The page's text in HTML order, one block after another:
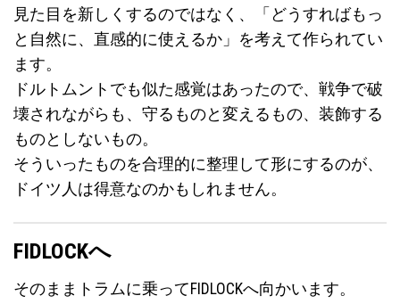
見た目を新しくするのではなく、「どうすればもっ
と自然に、直感的に使えるか」を考えて作られてい
ます。
ドルトムントでも似た感覚はあったので、戦争で破
壊されながらも、守るものと変えるもの、装飾する
ものとしないもの。
そういったものを合理的に整理して形にするのが、
ドイツ人は得意なのかもしれません。
FIDLOCKへ
そのままトラムに乗ってFIDLOCKへ向かいます。